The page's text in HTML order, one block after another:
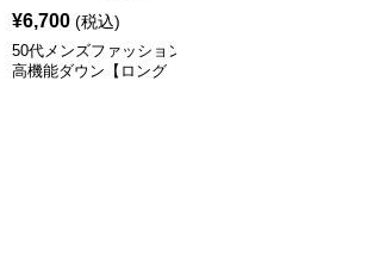
¥6,700 (税込)
50代メンズファッション
高機能ダウン【ロング